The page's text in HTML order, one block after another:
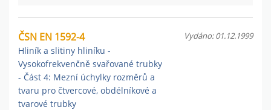
ČSN EN 1592-4
Hliník a slitiny hliníku -
Vysokofrekvenčně svařované trubky
- Část 4: Mezní úchylky rozměrů a
tvaru pro čtvercové, obdélníkové a
tvarové trubky
Vydáno: 01.12.1999